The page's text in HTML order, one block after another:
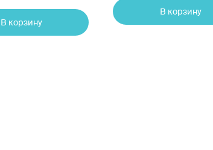
В корзину
В корзину